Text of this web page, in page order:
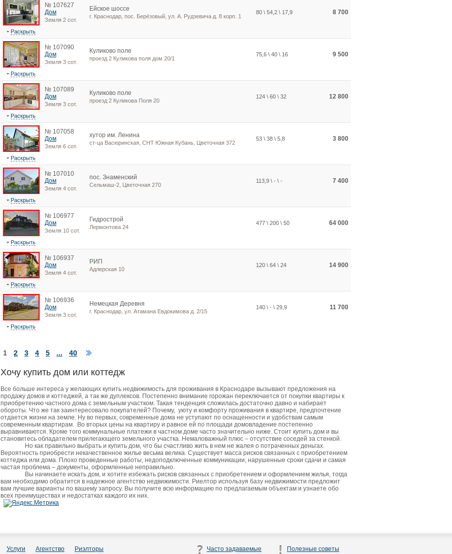
№ 107627
Дом
Земля 2 сот.
Ейское шоссе
г. Краснодар, пос. Берёзовый, ул. А. Рудзевича д. 8 корп. 1
80 \ 54,2 \ 17,9 8 700
Раскрыть
№ 107090
Дом
Земля 3 сот.
Куликово поле
проезд 2 Куликова поля дом 20/1
75,6 \ 40 \ 16 9 500
Раскрыть
№ 107089
Дом
Земля 3 сот.
Куликово поле
проезд 2 Куликова Поля 20
124 \ 60 \ 32 12 800
Раскрыть
№ 107058
Дом
Земля 6 сот.
хутор им. Ленина
ст-ца Васюринская, СНТ Южная Кубань, Цветочная 372
53 \ 38 \ 5,8 3 800
Раскрыть
№ 107010
Дом
Земля 4 сот.
пос. Знаменский
Сельмаш-2, Цветочная 270
113,9 \ - \ - 7 400
Раскрыть
№ 106977
Дом
Земля 10 сот.
Гидрострой
Лермонтова 24
477 \ 200 \ 50 64 000
Раскрыть
№ 106937
Дом
Земля 4 сот.
РИП
Адлерская 10
120 \ 64 \ 24 14 900
Раскрыть
№ 106936
Дом
Земля 3 сот.
Немецкая Деревня
г. Краснодар, ул. Атамана Евдокимова д. 2/15
140 \ - \ 29,9 11 700
Раскрыть
1 2 3 4 5 ... 40
Хочу купить дом или коттедж
Все больше интереса у желающих купить недвижимость для проживания в Краснодаре вызывают предложения на
продажу домов и коттеджей, а так же дуплексов. Постепенно внимание горожан переключается от покупки квартиры к
приобретению частного дома с земельным участком. Такая тенденция сложилась достаточно давно и набирает
обороты. Что же так заинтересовало покупателей? Почему, уюту и комфорту проживания в квартире, предпочтение
отдается жизни на земле. Ну во первых, современные дома не уступают по оснащенности и удобствам самым
современным квартирам. Во вторых цены на квартиру и равное ей по площади домовладение постепенно
выравниваются. Кроме того коммунальные платежи в частном доме часто значительно ниже. Стоит купить дом и вы
становитесь обладателем прилегающего земельного участка. Немаловажный плюс – отсутствие соседей за стенкой.
Но как правильно выбрать и купить дом, что бы счастливо жить в нем не жалея о потраченных деньгах.
Вероятность приобрести некачественное жилье весьма велика. Существует масса рисков связанных с приобретением
коттеджа или дома. Плохо проведенные работы, недоподключенные коммуникации, нарушенные сроки сдачи и самая
частая проблема – документы, оформленные неправильно.
Вы начинаете искать дом, и хотите избежать рисков связанных с приобретением и оформлением жилья, тогда
вам необходимо обратится в надежное агентство недвижимости. Риелтор используя базу недвижимости предложит
вам лучшие варианты по вашему запросу. Вы получите всю информацию по предлагаемым объектам и узнаете обо
всех преимуществах и недостатках каждого их них.
Услуги Агентство Риэлторы
Часто задаваемые
Полезные советы